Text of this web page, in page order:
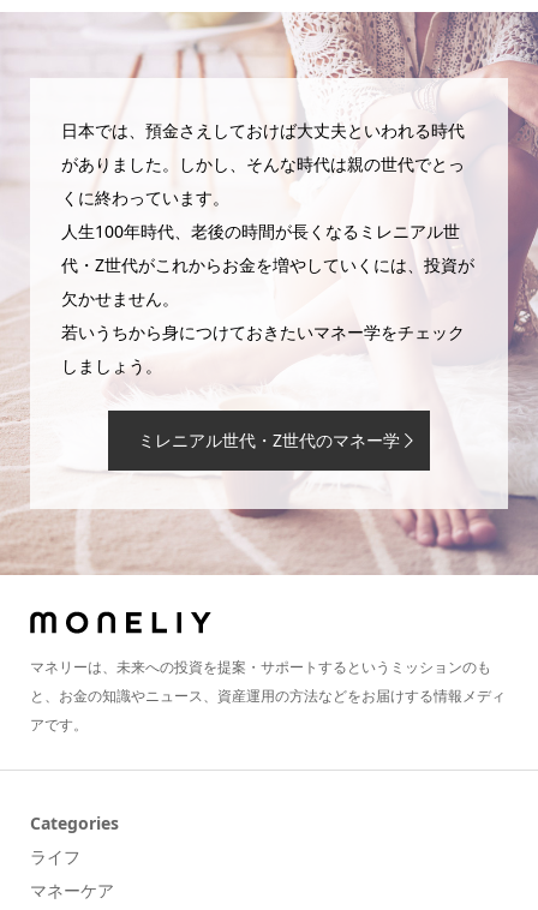
日本では、預金さえしておけば大丈夫といわれる時代
がありました。しかし、そんな時代は親の世代でとっ
くに終わっています。
人生100年時代、老後の時間が長くなるミレニアル世
代・Z世代がこれからお金を増やしていくには、投資が
欠かせません。
若いうちから身につけておきたいマネー学をチェック
しましょう。
ミレニアル世代・Z世代のマネー学
マネリーは、未来への投資を提案・サポートするというミッションのも
と、お金の知識やニュース、資産運用の方法などをお届けする情報メディ
アです。
Categories
ライフ
マネーケア